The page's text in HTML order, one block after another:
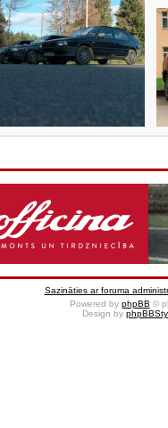
Sazināties ar foruma
Powered by phpBB ©
Design by